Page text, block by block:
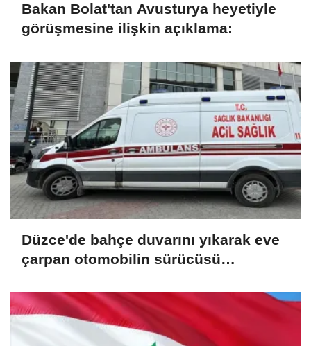
Bakan Bolat'tan Avusturya heyetiyle
görüşmesine ilişkin açıklama:
Düzce'de bahçe duvarını yıkarak eve
çarpan otomobilin sürücüsü